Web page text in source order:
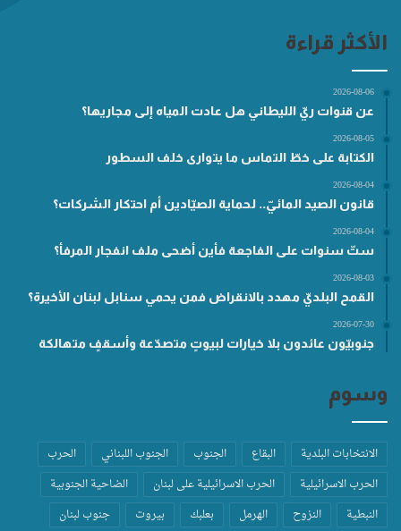
الأكثر قراءة
2026-08-06
عن قنوات ريّ الليطاني هل عادت المياه إلى مجاريها؟
2026-08-05
الكتابة على خطّ التماس ما يتوارى خلف السطور
2026-08-04
قانون الصيد المائيّ.. لحماية الصيّادين أم احتكار الشركات؟
2026-08-04
ستّ سنوات على الفاجعة فأين أضحى ملف انفجار المرفأ؟
2026-08-03
القمح البلديّ مهدد بالانقراض فمن يحمي سنابل لبنان الأخيرة؟
2026-07-30
جنوبيّون عائدون بلا خيارات لبيوتٍ متصدّعة وأسقفٍ متهالكة
وسوم
الانتخابات البلدية البقاع الجنوب الجنوب اللبناني
الحرب
الحرب الاسرائيلية
الحرب الاسرائيلية على لبنان
الضاحية الجنوبية
النبطية
النزوح الهرمل بعلبك بيروت جنوب لبنان